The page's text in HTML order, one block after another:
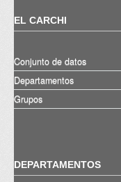
EL CARCHI
Conjunto de datos
Departamentos
Grupos
DEPARTAMENTOS